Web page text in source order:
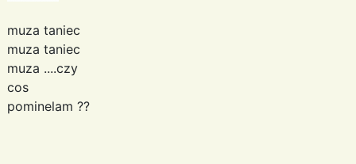
muza taniec
muza taniec
muza ....czy
cos
pominelam ??